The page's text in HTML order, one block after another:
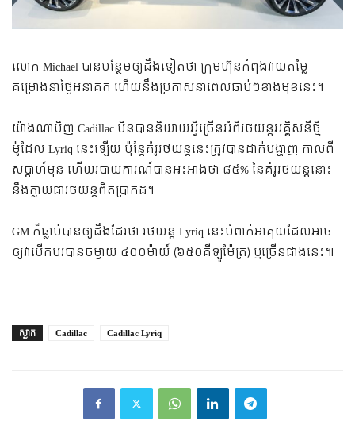
លោក Michael បានបន្ថែមឲ្យដឹងទៀតថា ក្រុមហ៊ុនកំពុងវាយតម្លៃ
គម្រោងនាថ្ងៃអនាគត ហើយនឹងប្រកាសនាពេលឆាប់ៗខាងមុខនេះ។
យ៉ាងណាមិញ Cadillac មិនបាននិយាយអ្វីច្រើនអំពីរថយន្តអគ្គិសនីថ្មី
ម៉ូដែល Lyriq នេះឡើយ ប៉ុន្តែគំរូរថយន្តនេះត្រូវបានដាក់បង្ហាញ កាលពី
សប្តាហ៍មុន ហើយរបាយការណ៍បានអះអាងថា ៨៥% នៃគំរូរថយន្តនោះ
នឹងក្លាយជារថយន្តពិតប្រាកដ។
GM ក៏ធ្លាប់បានឲ្យដឹងដែរថា រថយន្ត Lyriq នេះបំពាក់អាគុយដែលអាច
ឲ្យវាបើកបរបានចម្ងាយ ៤០០ម៉ាយ៍ (៦៥០គីឡូម៉ែត្រ) ឬច្រើនជាងនេះ៕
ស្លាក Cadillac Cadillac Lyriq